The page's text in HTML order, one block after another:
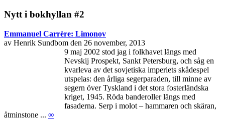
Nytt i bokhyllan #2
Emmanuel Carrère: Limonov
av Henrik Sundbom den 26 november, 2013
9 maj 2002 stod jag i folkhavet längs med
Nevskij Prospekt, Sankt Petersburg, och såg en
kvarleva av det sovjetiska imperiets skådespel
utspelas: den årliga segerparaden, till minne av
segern över Tyskland i det stora fosterländska
kriget, 1945. Röda banderoller längs med
fasaderna. Serp i molot – hammaren och skäran,
åtminstone ... ∞